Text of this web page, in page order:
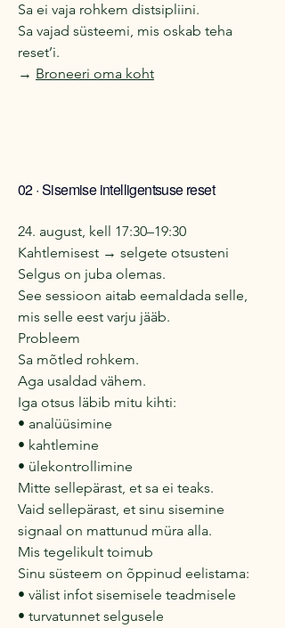
Sa ei vaja rohkem distsipliini.
Sa vajad süsteemi, mis oskab teha
reset’i.
→ Broneeri oma koht
02 · Sisemise intelligentsuse reset
24. august, kell 17:30–19:30
Kahtlemisest → selgete otsusteni
Selgus on juba olemas.
See sessioon aitab eemaldada selle,
mis selle eest varju jääb.
Probleem
Sa mõtled rohkem.
Aga usaldad vähem.
Iga otsus läbib mitu kihti:
• analüüsimine
• kahtlemine
• ülekontrollimine
Mitte sellepärast, et sa ei teaks.
Vaid sellepärast, et sinu sisemine
signaal on mattunud müra alla.
Mis tegelikult toimub
Sinu süsteem on õppinud eelistama:
• välist infot sisemisele teadmisele
• turvatunnet selgusele